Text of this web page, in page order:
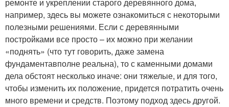
ремонте и укреплении старого деревянного дома,
например, здесь вы можете ознакомиться с некоторыми
полезными решениями. Если с деревянными
постройками все просто – их можно при желании
«поднять» (что тут говорить, даже замена
фундаментавполне реальна), то с каменными домами
дела обстоят несколько иначе: они тяжелые, и для того,
чтобы изменить их положение, придется потратить очень
много времени и средств. Поэтому подход здесь другой.